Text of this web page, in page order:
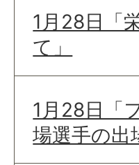
1月28日「
て」
1月28日「
場選手の出